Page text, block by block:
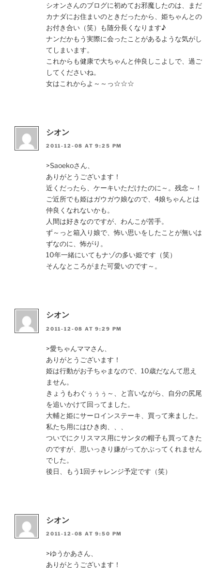
シオンさんのブログに初めてお邪魔したのは、まだ
カナダにお住まいのときだったから、姫ちゃんとの
お付き合い（笑）も随分長くなります♪
ナンだかもう実際に会ったことがあるような気がし
てしまいます。
これからも健康で大ちゃんと仲良しこよしで、過ご
してくださいね。
女はこれからよ～～っ☆☆☆
シオン
2011-12-08 AT 9:25 PM
>Saoekoさん、
ありがとうございます！
近くだったら、ケーキいただけたのに～。残念～！
ご近所でも姫はガウガウ娘なので、4娘ちゃんとは
仲良くなれないかも。
人間は好きなのですが、わんこが苦手。
ず～っと箱入り娘で、怖い思いをしたことが無いは
ずなのに、怖がり。
10年一緒にいてもナゾの多い姫です（笑）
そんなところがまた可愛いのです～。
シオン
2011-12-08 AT 9:29 PM
>愛ちゃんママさん、
ありがとうございます！
姫は行動がお子ちゃまなので、10歳だなんて思え
ません。
きょうもわぐぅぅぅ～、と言いながら、自分の尻尾
を追いかけて回ってました。
大輔と姫にサーロインステーキ、買って来ました。
私たち用にはひき肉、、、
ついでにクリスマス用にサンタの帽子も買ってきた
のですが、思いっきり嫌がってかぶってくれません
でした。
後日、もう1回チャレンジ予定です（笑）
シオン
2011-12-08 AT 9:50 PM
>ゆうかあさん、
ありがとうございます！